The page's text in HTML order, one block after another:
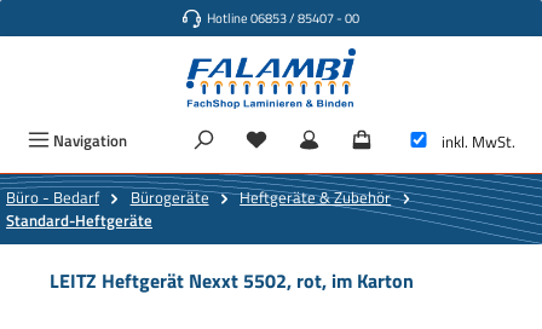
Hotline 06853 / 85407 - 00
Navigation inkl. MwSt.
Büro - Bedarf Bürogeräte
Heftgeräte & Zubehör
Standard-Heftgeräte
LEITZ Heftgerät Nexxt 5502, rot, im Karton